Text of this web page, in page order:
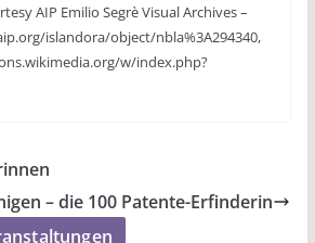
AIP Emilio Segrè Visual Archives –
islandora/object/nbla%3A294340,
w/index.php?
– die 100 Patente-Erfinderin